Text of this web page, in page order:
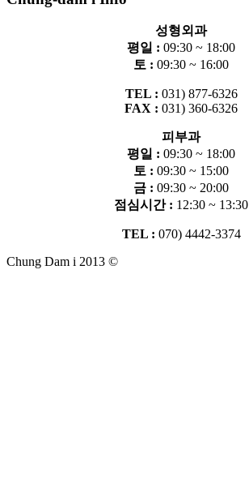
성형외과
평일 : 09:30 ~ 18:00
토 : 09:30 ~ 16:00
TEL : 031) 877-6326
FAX : 031) 360-6326
피부과
평일 : 09:30 ~ 18:00
토 : 09:30 ~ 15:00
금 : 09:30 ~ 20:00
점심시간 : 12:30 ~ 13:30
TEL : 070) 4442-3374
Chung Dam i 2013 ©